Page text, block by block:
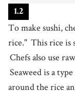
κολλώδης
10.raw[adj]/rɑ/
ωμός
11.vegetable[n ]/
λαχανικό
12.seaweed [n]/
1.2
To make sushi,
rice." This rice is
Chefs also use
Seaweed is a
around the rice